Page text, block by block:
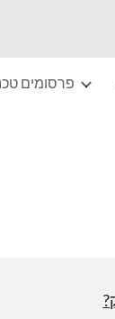
פרסומים